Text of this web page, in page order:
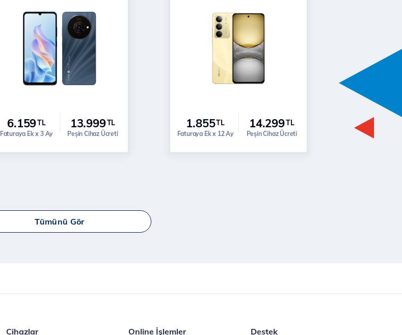
6.159TL
Faturaya Ek x 3 Ay
13.999TL
Peşin Cihaz Ücreti
1.855TL
Faturaya Ek x 12 Ay
14.299TL
Peşin Cihaz Ücreti
Tümünü Gör
Cihazlar Online İşlemler Destek